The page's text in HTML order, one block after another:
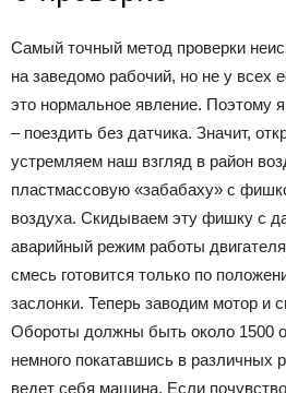
Самый точный метод проверки
на заведомо рабочий, но не у всех
это нормальное явление. Поэтому
– поездить без датчика. Значит,
устремляем наш взгляд в район
пластмассовую «забабаху» с
воздуха. Скидываем эту фишку с
аварийный режим работы
смесь готовится только по
заслонки. Теперь заводим мотор и
Обороты должны быть около 1500
немного покатавшись в различных
ведет себя машина. Если